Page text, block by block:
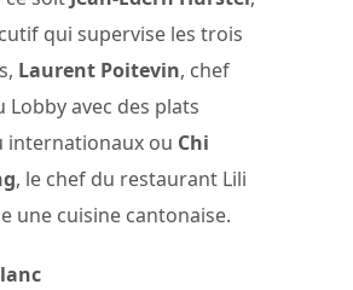
qui supervise les trois
Laurent Poitevin, chef
Lobby avec des plats
internationaux ou Chi
, le chef du restaurant Lili
une cuisine cantonaise.